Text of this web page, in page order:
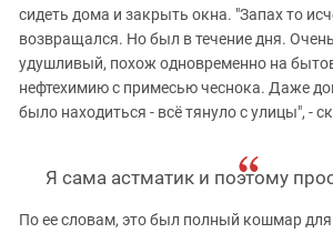
сидеть дома и закрыть окна. "Запах то
возвращался. Но был в течение дня.
удушливый, похож одновременно на
нефтехимию с примесью чеснока. Даже
было находиться - всё тянуло с улицы", -
Я сама астматик и поэтому
По ее словам, это был полный кошмар